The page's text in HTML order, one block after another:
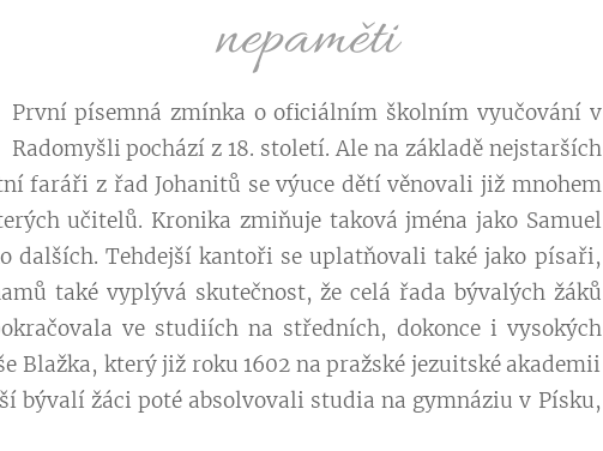
nepaměti
První písemná zmínka o oficiálním školním vyučování v
Radomyšli pochází z 18. století. Ale na základě nejstarších
faráři z řad Johanitů se výuce dětí věnovali již mnohem
učitelů. Kronika zmiňuje taková jména jako Samuel
dalších. Tehdejší kantoři se uplatňovali také jako písaři,
také vyplývá skutečnost, že celá řada bývalých žáků
ve studiích na středních, dokonce i vysokých
Blažka, který již roku 1602 na pražské jezuitské akademii
bývalí žáci poté absolvovali studia na gymnáziu v Písku,